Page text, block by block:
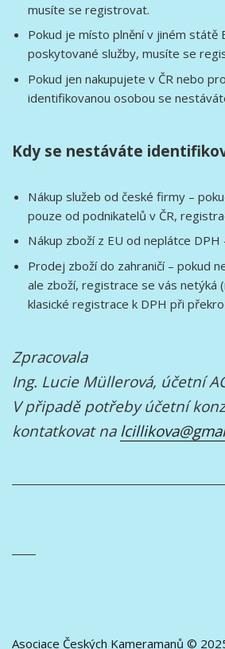
musíte se registrovat.
Pokud je místo plnění v jiném státě
poskytované služby, musíte se
Pokud jen nakupujete v ČR nebo
identifikovanou osobou se
Kdy se nestáváte
Nákup služeb od české firmy –
pouze od podnikatelů v ČR,
Nákup zboží z EU od neplátce
Prodej zboží do zahraničí – pokud
ale zboží, registrace se vás netýká
klasické registrace k DPH při
Zpracovala
Ing. Lucie Müllerová, účetní
V připadě potřeby účetní
kontatkovat na
Asociace Českých Kameramanů ©